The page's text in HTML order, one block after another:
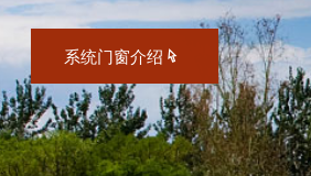
系统门窗介绍